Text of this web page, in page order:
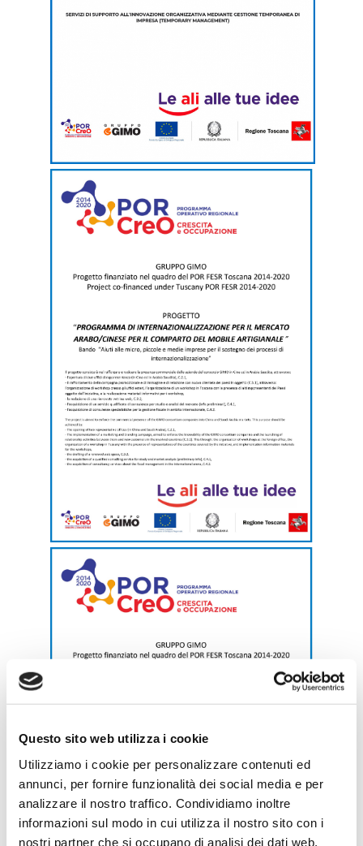
Questo sito web utilizza i cookie
Utilizziamo i cookie per personalizzare contenuti ed
annunci, per fornire funzionalità dei social media e per
analizzare il nostro traffico. Condividiamo inoltre
informazioni sul modo in cui utilizza il nostro sito con i
nostri partner che si occupano di analisi dei dati web,